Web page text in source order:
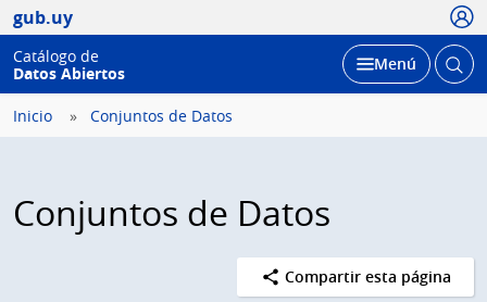
gub.uy
Catálogo de
Datos Abiertos
Desplegar
Menú Abrir
Inicio Conjuntos de Datos
Conjuntos de Datos
Compartir esta página